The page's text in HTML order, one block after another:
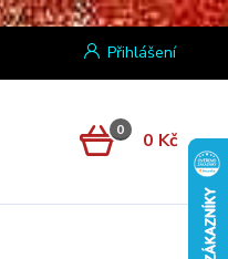
Přihlášení
0 0 Kč